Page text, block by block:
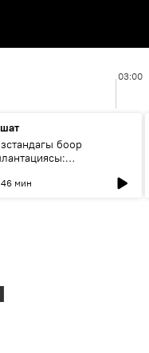
03:00
боор
46 мин